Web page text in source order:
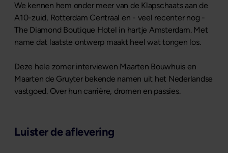
We kennen hem onder meer van de Klapschaats aan de
A10-zuid, Rotterdam Centraal en - veel recenter nog -
The Diamond Boutique Hotel in hartje Amsterdam. Met
name dat laatste ontwerp maakt heel wat tongen los.
Deze hele zomer interviewen Maarten Bouwhuis en
Maarten de Gruyter bekende namen uit het Nederlandse
vastgoed. Over hun carrière, dromen en passies.
Luister de aflevering